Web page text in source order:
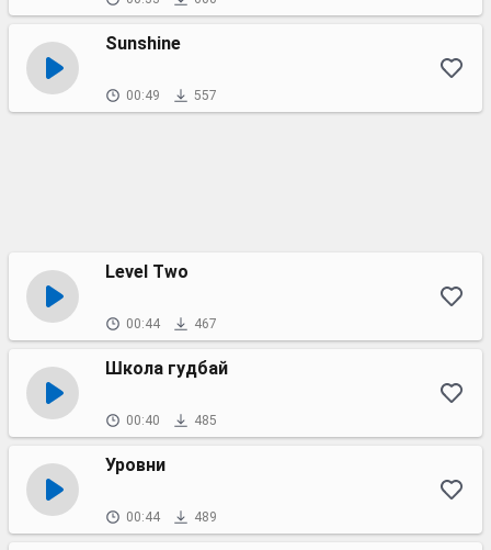
Sunshine
00:49 557
Level Two
00:44 467
Школа гудбай
00:40 485
Уровни
00:44 489